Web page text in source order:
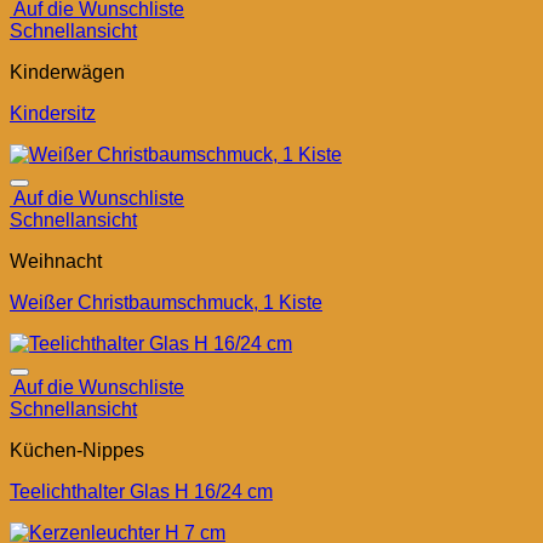
Auf die Wunschliste
Schnellansicht
Kinderwägen
Kindersitz
Auf die Wunschliste
Schnellansicht
Weihnacht
Weißer Christbaumschmuck, 1 Kiste
Auf die Wunschliste
Schnellansicht
Küchen-Nippes
Teelichthalter Glas H 16/24 cm